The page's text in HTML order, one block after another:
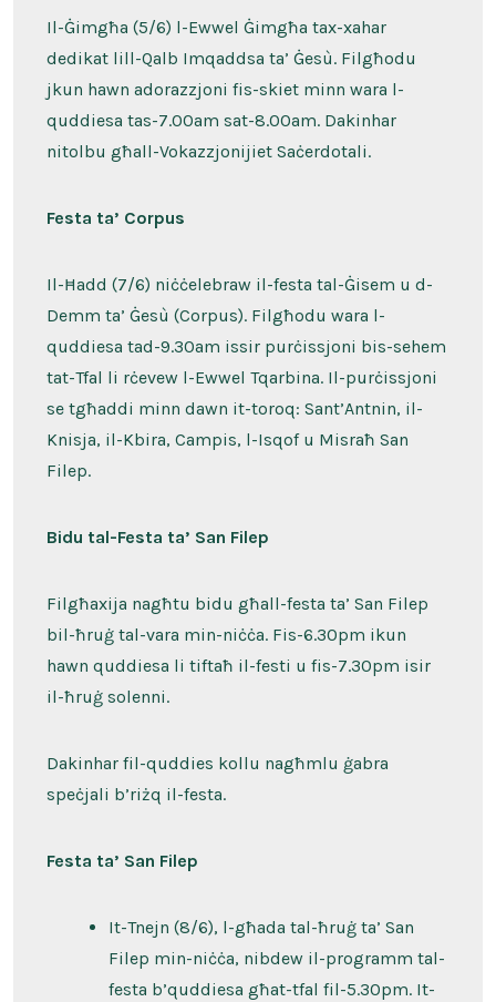
Il-Ġimgħa (5/6) l-Ewwel Ġimgħa tax-xahar
dedikat lill-Qalb Imqaddsa ta’ Ġesù. Filgħodu
jkun hawn adorazzjoni fis-skiet minn wara l-
quddiesa tas-7.00am sat-8.00am. Dakinhar
nitolbu għall-Vokazzjonijiet Saċerdotali.
Festa ta’ Corpus
Il-Ħadd (7/6) niċċelebraw il-festa tal-Ġisem u d-
Demm ta’ Ġesù (Corpus). Filgħodu wara l-
quddiesa tad-9.30am issir purċissjoni bis-sehem
tat-Tfal li rċevew l-Ewwel Tqarbina. Il-purċissjoni
se tgħaddi minn dawn it-toroq: Sant’Antnin, il-
Knisja, il-Kbira, Campis, l-Isqof u Misraħ San
Filep.
Bidu tal-Festa ta’ San Filep
Filgħaxija nagħtu bidu għall-festa ta’ San Filep
bil-ħruġ tal-vara min-niċċa. Fis-6.30pm ikun
hawn quddiesa li tiftaħ il-festi u fis-7.30pm isir
il-ħruġ solenni.
Dakinhar fil-quddies kollu nagħmlu ġabra
speċjali b’riżq il-festa.
Festa ta’ San Filep
It-Tnejn (8/6), l-għada tal-ħruġ ta’ San
Filep min-niċċa, nibdew il-programm tal-
festa b’quddiesa għat-tfal fil-5.30pm. It-